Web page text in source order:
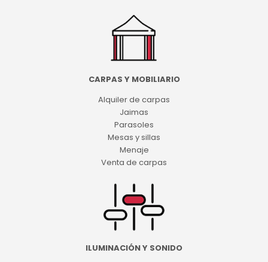
CARPAS Y MOBILIARIO
Alquiler de carpas
Jaimas
Parasoles
Mesas y sillas
Menaje
Venta de carpas
ILUMINACIÓN Y SONIDO